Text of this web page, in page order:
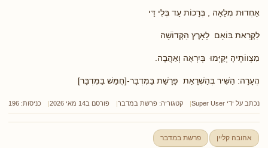
אַחְדוּת מְלֵאָה , בְּרָכוֹת עַד בְּלִי דַּי
לִקְרַאת בּוֹאָם לָאָרֶץ הַקְּדוֹשָׁה
מִצְווֹתֶיהָ יְקַיְּמוּ בְּיִרְאָה וְאַהֲבָה.
הֶעָרָה: הַשִּׁיר בְּהַשְׁרָאַת פָּרָשַׁת בַּמִּדְבָּר-[חֻמַּשׁ בַּמִּדְבָּר]
נכתב על ידי Super User קטגוריה: פרשת במדבר פורסם ב14 מאי 2026 כניסות: 196
אהובה קליין פרשת במדבר